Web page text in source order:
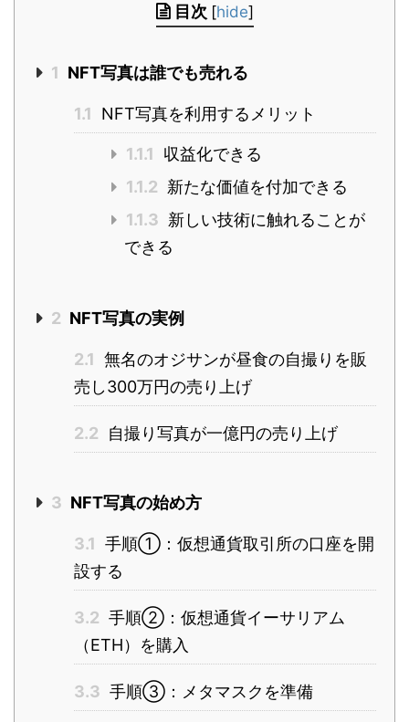
目次 [hide]
1 NFT写真は誰でも売れる
1.1 NFT写真を利用するメリット
1.1.1
収益化できる
1.1.2 新たな価値を付加できる
1.1.3 新しい技術に触れることが
できる
2 NFT写真の実例
2.1 無名のオジサンが昼食の自撮りを販
売し300万円の売り上げ
2.2 自撮り写真が一億円の売り上げ
3 NFT写真の始め方
3.1 手順①：仮想通貨取引所の口座を開
設する
3.2 手順②：仮想通貨イーサリアム
（ETH）を購入
3.3 手順③：メタマスクを準備